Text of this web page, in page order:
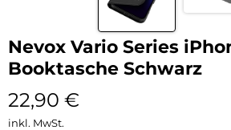
Nevox Vario Series
Booktasche Schwarz
22,90 €
inkl. MwSt.